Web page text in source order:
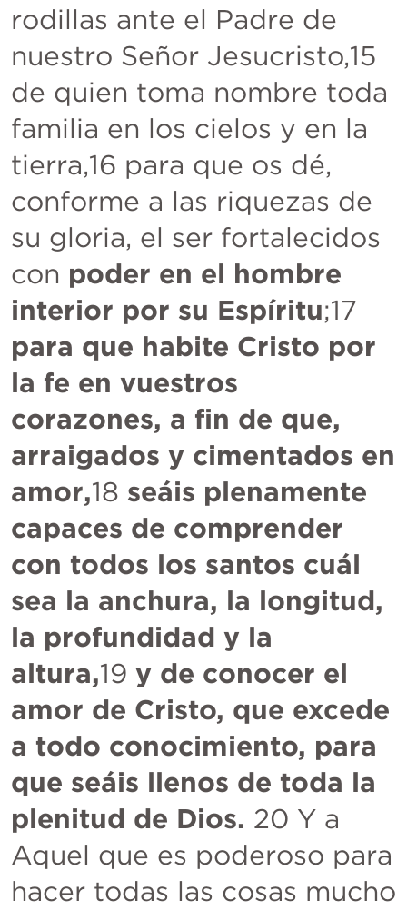
rodillas ante el Padre de
nuestro Señor Jesucristo,15
de quien toma nombre toda
familia en los cielos y en la
tierra,16 para que os dé,
conforme a las riquezas de
su gloria, el ser fortalecidos
con poder en el hombre
interior por su Espíritu
para que habite Cristo por
la fe en vuestros
corazones, a fin de que,
arraigados y cimentados en
amor,18 seáis plenamente
capaces de comprender
con todos los santos cuál
sea la anchura, la longitud,
la profundidad y la
altura,19 y de conocer el
amor de Cristo, que excede
a todo conocimiento, para
que seáis llenos de toda la
plenitud de Dios. 20 Y a
Aquel que es poderoso para
hacer todas las cosas mucho